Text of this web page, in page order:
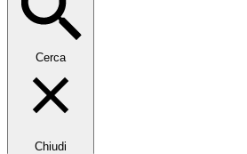
Cerca
Chiudi